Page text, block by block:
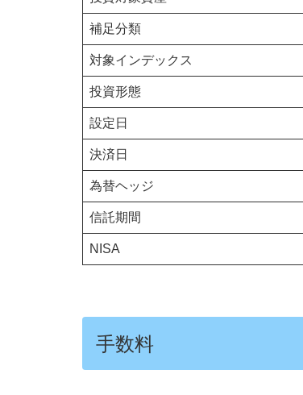
補足分類
対象インデックス
投資形態
設定日
決済日
為替ヘッジ
信託期間
NISA
手数料